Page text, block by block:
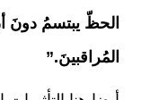
الحظّ يبتسمُ دونَ
المُراقبينَ.”